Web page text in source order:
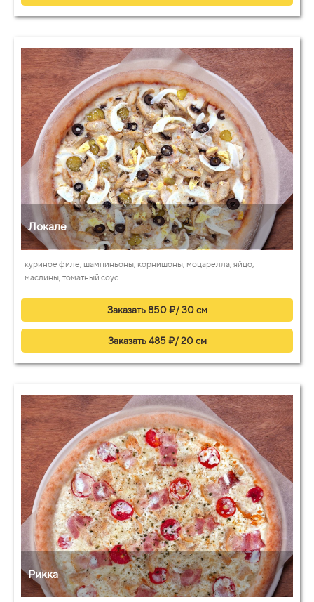
Локале
куриное филе, шампиньоны, корнишоны, моцарелла, яйцо,
маслины, томатный соус
Заказать 850 ₽/ 30 см
Заказать 485 ₽/ 20 см
Рикка